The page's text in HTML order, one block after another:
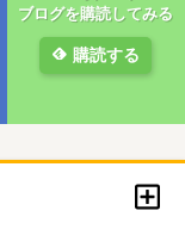
ブログを購読してみる
購読する